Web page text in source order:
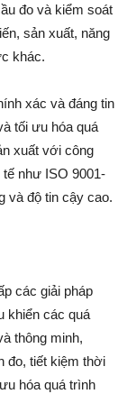
đo và kiểm soát
sản xuất, năng
khác.
xác và đáng tin
tối ưu hóa quá
xuất với công
tế như ISO 9001-
và độ tin cậy cao.
các giải pháp
khiển các quá
thông minh,
đo, tiết kiệm thời
hóa quá trình